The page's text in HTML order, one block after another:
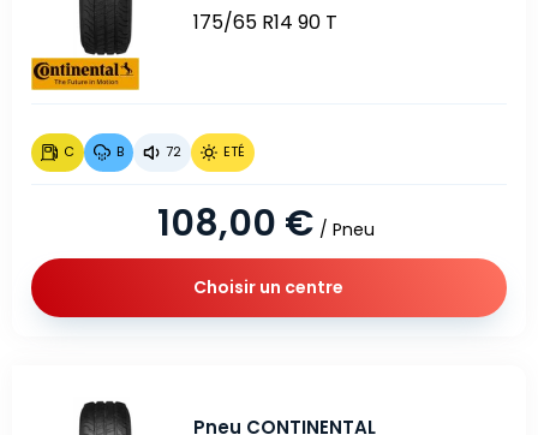
175/65 R14 90 T
C B 72 ETÉ
108,00 € / Pneu
Choisir un centre
Pneu CONTINENTAL